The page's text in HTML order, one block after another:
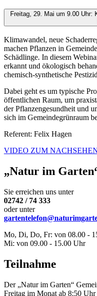
Freitag, 29. Mai um 9.00 Uhr:
Klimawandel, neue
machen Pflanzen in
Schädlinge. In diesem
erkannt und ökologisch
chemisch-synthetische
Dabei geht es um typische
öffentlichen Raum, um
der Pflanzengesundheit und
sich im Gemeindegrünraum
Referent: Felix Hagen
VIDEO ZUM
„Natur im
Sie erreichen uns unter
02742 / 74 333
oder unter
Mo, Di, Do, Fr: von 08.00 -
Mi: von 09.00 - 15.00 Uhr
Teilnahme
Der „Natur im Garten“
Freitag im Monat ab 8:50